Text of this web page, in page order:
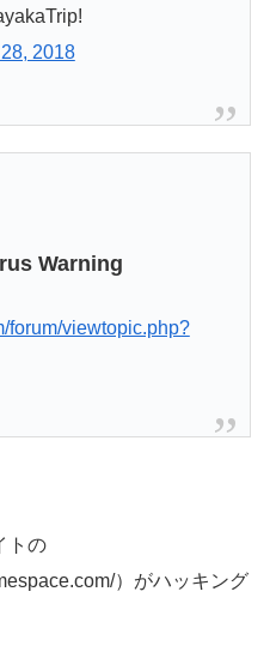
2018
Warning
forum/viewtopic.php?
トの
）がハッキング